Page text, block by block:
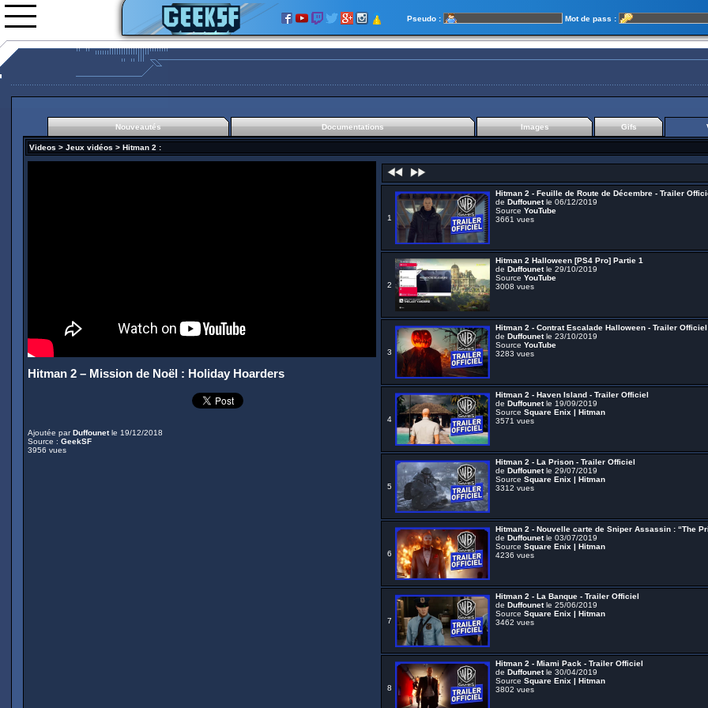
Nouveautés
Images
Pseudo : Mot de pass :
Nouveautés Documentations Images Gifs
Videos > Jeux vidéos > Hitman 2 :
Hitman 2 – Mission de Noël : Holiday Hoarders
Ajoutée parDuffounetle 19/12/2018
Source : GeekSF
3956 vues
1
Hitman 2 - Feuille de Route de Décembre - Trailer
de Duffounetle 06/12/2019
Source YouTube
3661 vues
2
Hitman 2 Halloween [PS4 Pro] Partie 1
de Duffounetle 29/10/2019
Source YouTube
3008 vues
3
Hitman 2 - Contrat Escalade Halloween - Trailer Officiel
de Duffounetle 23/10/2019
Source YouTube
3283 vues
4
Hitman 2 - Haven Island - Trailer Officiel
de Duffounetle 19/09/2019
Source Square Enix | Hitman
3571 vues
5
Hitman 2 - La Prison - Trailer Officiel
de Duffounetle 29/07/2019
Source Square Enix | Hitman
3312 vues
6
Hitman 2 - Nouvelle carte de Sniper Assassin : “The
de Duffounetle 03/07/2019
Source Square Enix | Hitman
4236 vues
7
Hitman 2 - La Banque - Trailer Officiel
de Duffounetle 25/06/2019
Source Square Enix | Hitman
3462 vues
8
Hitman 2 - Miami Pack - Trailer Officiel
de Duffounetle 30/04/2019
Source Square Enix | Hitman
3802 vues